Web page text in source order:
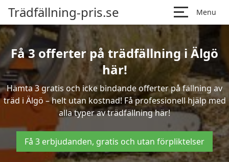
Trädfällning-pris.se Menu
Få 3 offerter på trädfällning i Älgö
här!
Hämta 3 gratis och icke bindande offerter på fällning av
träd i Älgö – helt utan kostnad! Få professionell hjälp med
alla typer av trädfällning här!
Få 3 erbjudanden, gratis och utan förpliktelser